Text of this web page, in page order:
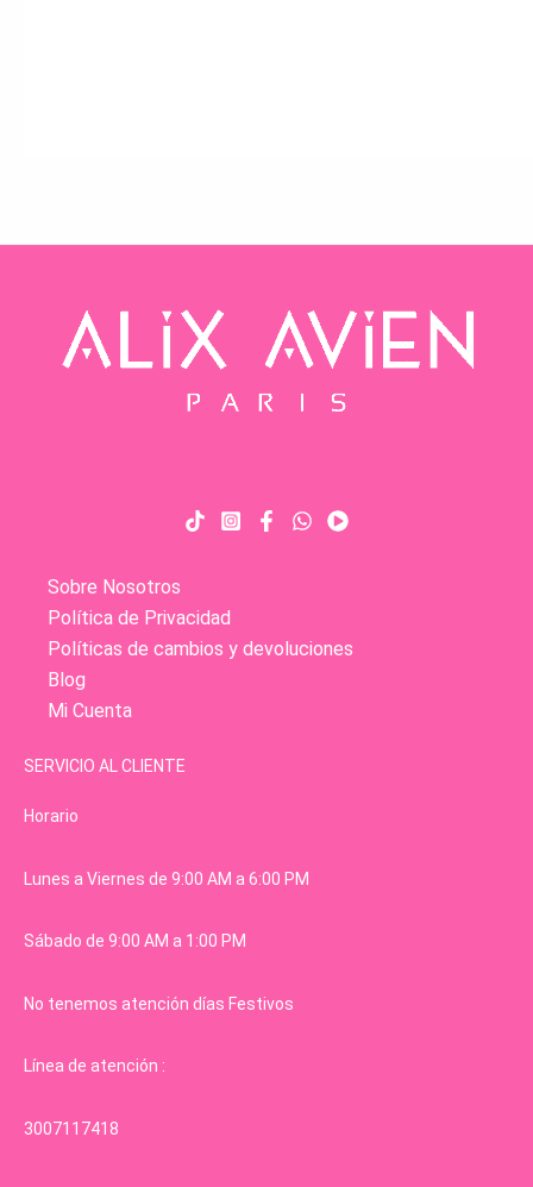
Sobre Nosotros
Política de Privacidad
Políticas de cambios y devoluciones
Blog
Mi Cuenta
SERVICIO AL CLIENTE
Horario
Lunes a Viernes de 9:00 AM a 6:00 PM
Sábado de 9:00 AM a 1:00 PM
No tenemos atención días Festivos
Línea de atención :
3007117418